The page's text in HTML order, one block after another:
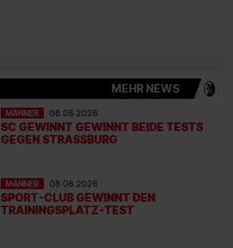
MEHR NEWS
MÄNNER 08.08.2026
SC GEWINNT GEWINNT BEIDE TESTS
GEGEN STRASSBURG
MÄNNER 08.08.2026
SPORT-CLUB GEWINNT DEN
TRAININGSPLATZ-TEST